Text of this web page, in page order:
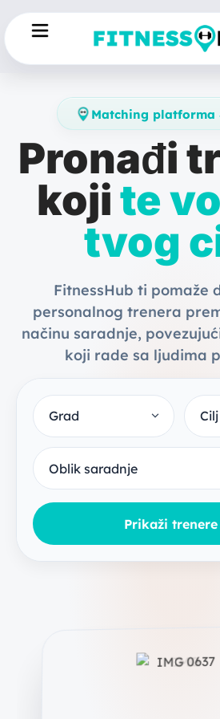
Matching platforma
Pronađi
kojite
tvog
FitnessHub ti pomaže
personalnog trenera
načinu saradnje,
koji rade sa ljudima
Prikaži